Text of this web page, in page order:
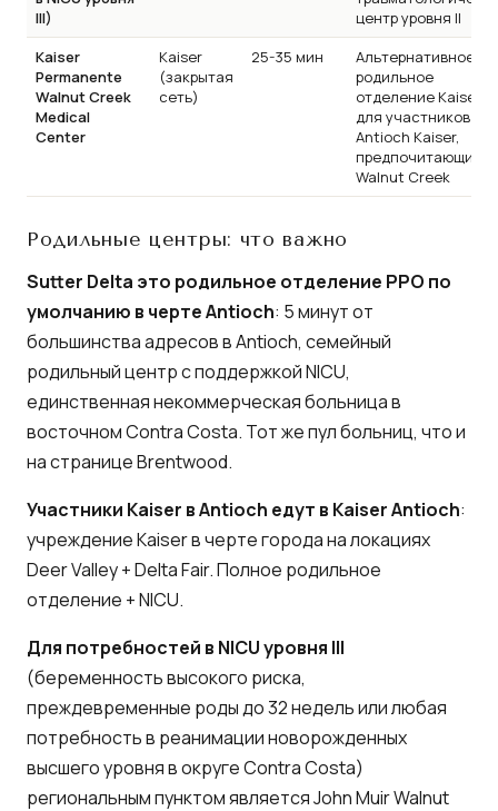
III)
центр уровня II
Kaiser
Permanente
Walnut Creek
Medical
Center
Kaiser
(закрытая
сеть)
25-35 мин
Альтернативное
родильное
отделение Kaiser
для участников
Antioch Kaiser,
предпочитающих
Walnut Creek
Родильные центры: что важно
Sutter Delta это родильное отделение PPO по
умолчанию в черте Antioch: 5 минут от
большинства адресов в Antioch, семейный
родильный центр с поддержкой NICU,
единственная некоммерческая больница в
восточном Contra Costa. Тот же пул больниц, что и
на странице Brentwood.
Участники Kaiser в Antioch едут в Kaiser Antioch:
учреждение Kaiser в черте города на локациях
Deer Valley + Delta Fair. Полное родильное
отделение + NICU.
Для потребностей в NICU уровня III
(беременность высокого риска,
преждевременные роды до 32 недель или любая
потребность в реанимации новорожденных
высшего уровня в округе Contra Costa)
региональным пунктом является John Muir Walnut